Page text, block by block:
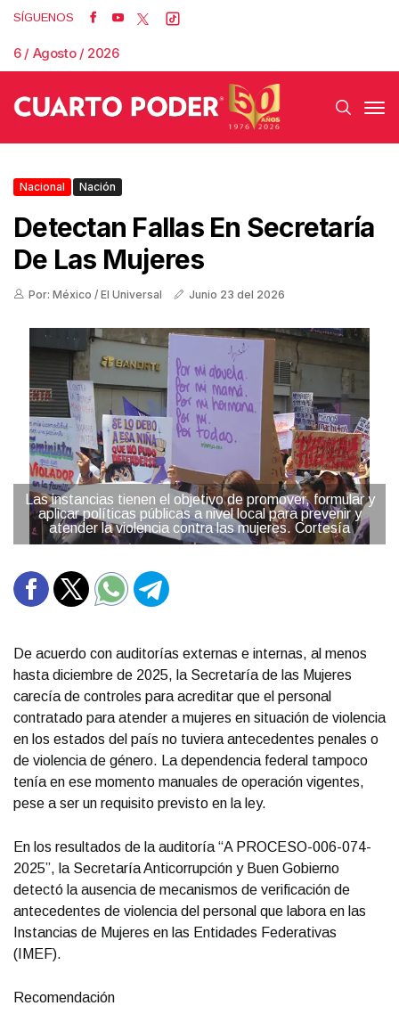
SÍGUENOS
6 / Agosto / 2026
Nacional Nación
Detectan Fallas En Secretaría
De Las Mujeres
Por: México / El Universal Junio 23 del 2026
Las instancias tienen el objetivo de promover, formular y
aplicar políticas públicas a nivel local para prevenir y
atender la violencia contra las mujeres. Cortesía
De acuerdo con auditorías externas e internas, al menos
hasta diciembre de 2025, la Secretaría de las Mujeres
carecía de controles para acreditar que el personal
contratado para atender a mujeres en situación de violencia
en los estados del país no tuviera antecedentes penales o
de violencia de género. La dependencia federal tampoco
tenía en ese momento manuales de operación vigentes,
pese a ser un requisito previsto en la ley.
En los resultados de la auditoría “A PROCESO-006-074-
2025”, la Secretaría Anticorrupción y Buen Gobierno
detectó la ausencia de mecanismos de verificación de
antecedentes de violencia del personal que labora en las
Instancias de Mujeres en las Entidades Federativas
(IMEF).
Recomendación